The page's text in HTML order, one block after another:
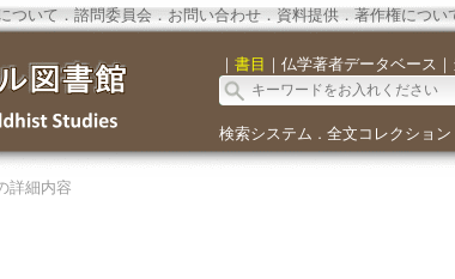
ついて ． 諮問委員会． お問い合わせ． 資料提供． 著作権につい
｜ 書目 ｜ 仏学著者データベース ｜
検索システム ． 全文コレクション
詳細内容